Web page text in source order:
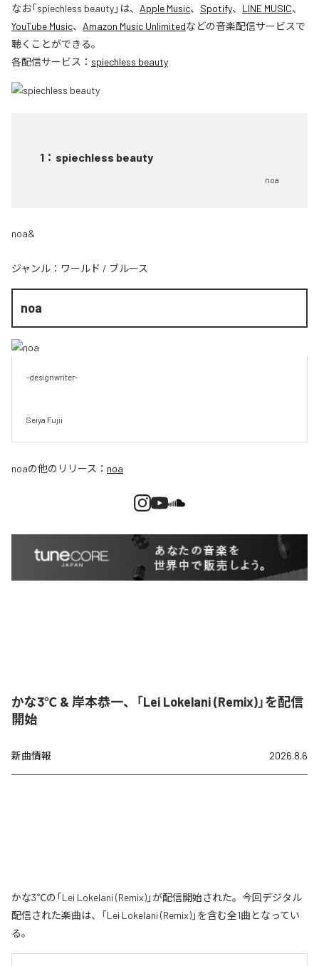
なお「spiechless beauty」は、 Apple Music、 Spotify、 LINE MUSIC、
YouTube Music、 Amazon Music Unlimitedなどの音楽配信サービスで
聴くことができる。
各配信サービス： spiechless beauty
1 ： spiechless beauty
noa
noa&
ジャンル： ワールド / ブルース
noa
-designwriter-
Seiya Fujii
noaの他のリリース： noa
かな3℃ & 岸本恭一、「Lei Lokelani (Remix)」を配信
開始
新曲情報 2026.8.6
かな3℃の「Lei Lokelani (Remix)」が配信開始された。今回デジタル
配信された楽曲は、「Lei Lokelani (Remix)」を含む全1曲となってい
る。